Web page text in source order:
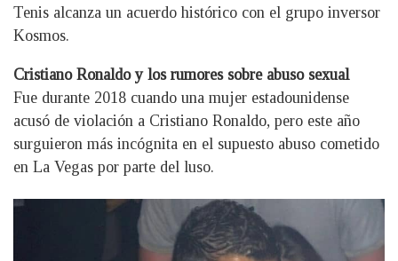
Tenis alcanza un acuerdo histórico con el grupo inversor
Kosmos.
Cristiano Ronaldo y los rumores sobre abuso sexual
Fue durante 2018 cuando una mujer estadounidense
acusó de violación a Cristiano Ronaldo, pero este año
surguieron más incógnita en el supuesto abuso cometido
en La Vegas por parte del luso.